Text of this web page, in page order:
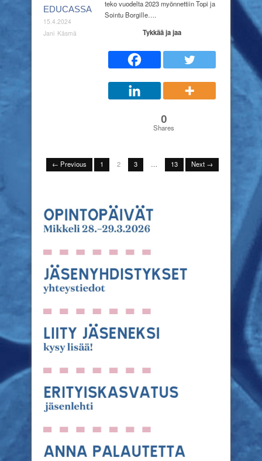
EDUCASSA
15.4.2024
Jani Käsmä
teko vuodelta 2023 myönnettiin Topi ja
Sointu Borgille….
Tykkää ja jaa
0
Shares
← Previous 1 2 3 … 13 Next →